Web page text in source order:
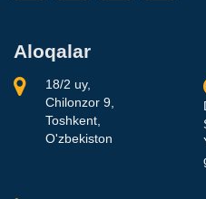
Aloqalar
18/2 uy,
Chilonzor 9,
Toshkent,
O'zbekiston